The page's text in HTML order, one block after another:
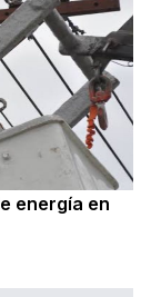
energía en